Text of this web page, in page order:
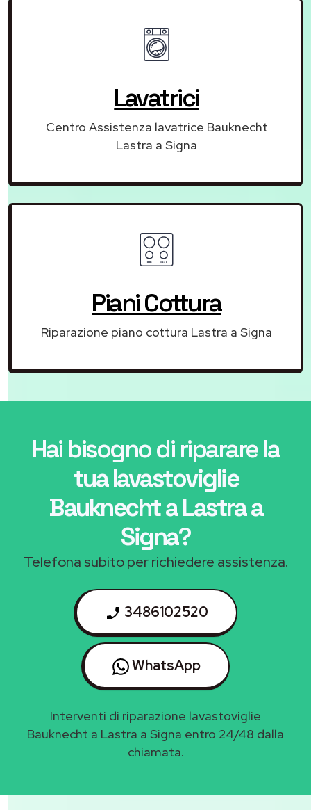
Lavatrici
Centro Assistenza lavatrice Bauknecht
Lastra a Signa
Piani Cottura
Riparazione piano cottura Lastra a Signa
Hai bisogno di ripararela
tua lavastoviglie
Bauknecht a Lastra a
Signa?
Telefona subito per richiedere assistenza.
3486102520
WhatsApp
Interventi di riparazione lavastoviglie
Bauknecht a Lastra a Signa entro 24/48 dalla
chiamata.